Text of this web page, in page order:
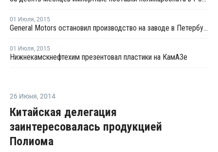
01 Июля, 2015
General Motors остановил производство на заводе в Петербурге
01 Июля, 2015
Нижнекамскнефтехим презентовал пластики на КамАЗе
26 Июня, 2014
Китайская делегация
заинтересовалась продукцией
Полиома